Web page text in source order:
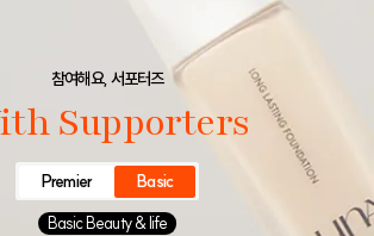
참여해요, 서포터즈
Supporters
Premier
Basic
Basic Beauty & life